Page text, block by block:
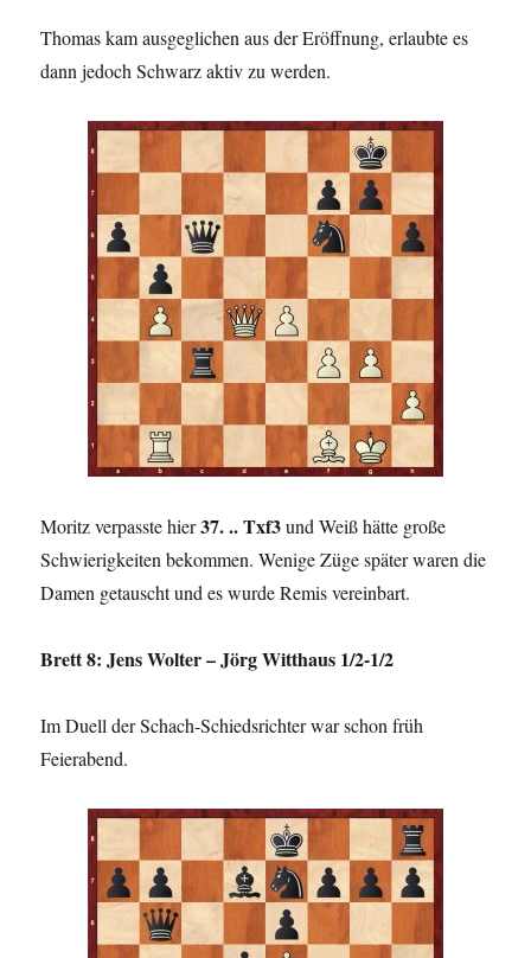
Thomas kam ausgeglichen aus der Eröffnung, erlaubte es
dann jedoch Schwarz aktiv zu werden.
Moritz verpasste hier37. .. Txf3und Weiß hätte große
Schwierigkeiten bekommen. Wenige Züge später waren die
Damen getauscht und es wurde Remis vereinbart.
Brett 8: Jens Wolter – Jörg Witthaus 1/2-1/2
Im Duell der Schach-Schiedsrichter war schon früh
Feierabend.